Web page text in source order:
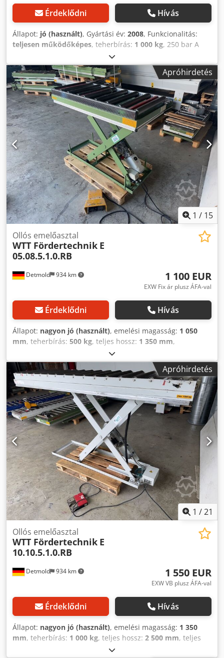
Érdeklődni Hívás
Állapot: jó (használt), Gyártási év: 2008, Funkcionalitás:
teljesen működőképes, teherbírás: 1 000 kg, 250 bar A
Flexlift FCE1000 egy sokoldalú emelőasztal, amely integrált
döntési funkciójának köszönhetően rugalmas megoldást
kínál számos ipari feladathoz. Lehetővé teszi a terhek
precíz emelését, süllyesztését és a kívánt szögbe
billentését, így a munkafolyamatok jelentősen
hatékonyabbak, ergonomikusabbak és biztonságosabbak.
Robusztus és stabil konstrukciója hosszú élettartamot és
megbízható teljesítményt biztosít a mindennapi használat
során. Dsdpfx Ajwtd Dted Sock
Apróhirdetés
1 / 15
Detmold 934 km
Ollós emelőasztal
WTT Fördertechnik E
05.08.5.1.0.RB
1 100 EUR
EXW Fix ár plusz ÁFA-val
Érdeklődni Hívás
Állapot: nagyon jó (használt), emelési magasság: 1 050
mm, teherbírás: 500 kg, teljes hossz: 1 350 mm,
, üzemi nyomás:
teljesítmény:0,75 kW (1,02 LE), emelési idő:8 s, Ollós
emelőasztal WTT Fördertechnik, E 05.08.5.1.0.RB sorozat
Dcsdev Acn Rjpfx Ad Sjk Felszereltség: precíziós acélcsőből
készült, nem sajtolt tehergörgők, 50 x 1,5 mm falvastagság,
12 mm rugótengellyel Tehergörgő osztás: 150 mm
Görgőspálya hossza: 1350 mm Tehergörgők beépítési
hossza (szélesség): 550 mm Platform szélesség: 600 mm
Görgőspálya magassága az átvételi területen: 280 mm
Teherbírás: 500 kg Hasznos emelési magasság: 1050 mm
Emelési idő: kb. 8 másodperc Lábbiztonsági
kapcsolószegély Kézi nyomógombos kapcsoló Rakattartó
biztosíték: sodronyfék a görgőspálya vázán Beépített
hidraulika aggregát: 0,75 kW, 200 bar Üzemi feszültség:
400V, 50 Hz (Az adatok változtatásának és a köztes eladás
jogát fenntartjuk, technikai adatokban tévedések vagy
változások előfordulhatnak.)
Apróhirdetés
1 /21
Detmold 934 km
Ollós emelőasztal
WTT Fördertechnik E
10.10.5.1.0.RB
1 550 EUR
EXW VB plusz ÁFA-val
Érdeklődni Hívás
Állapot: nagyon jó (használt), emelési magasság: 1 350
mm, teherbírás: 1 000 kg, teljes hossz: 2 500 mm, teljes
, munkamagasság: